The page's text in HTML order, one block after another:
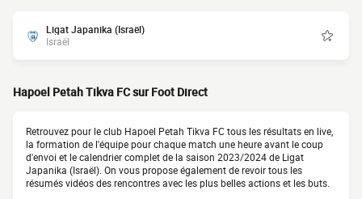
Ligat Japanika (Israël)
Israël
Hapoel Petah Tikva FC sur Foot Direct
Retrouvez pour le club Hapoel Petah Tikva FC tous les résultats en live,
la formation de l'équipe pour chaque match une heure avant le coup
d'envoi et le calendrier complet de la saison 2023/2024 de Ligat
Japanika (Israël). On vous propose également de revoir tous les
résumés vidéos des rencontres avec les plus belles actions et les buts.